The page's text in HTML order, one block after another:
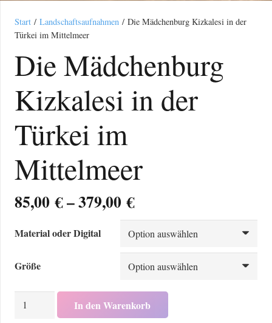
Start / Landschaftsaufnahmen / Die Mädchenburg Kizkalesi in der
Türkei im Mittelmeer
Die Mädchenburg
Kizkalesi in der
Türkei im
Mittelmeer
85,00€–379,00€Preisspanne:
85,00 €
bis
379,00 €
Material oder Digital
Größe
Die
Mädchenburg
In den Warenkorb